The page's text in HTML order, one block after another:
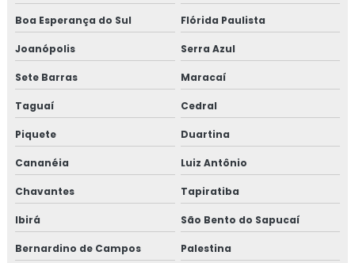
Boa Esperança do Sul Flórida Paulista
Joanópolis Serra Azul
Sete Barras Maracaí
Taguaí Cedral
Piquete Duartina
Cananéia Luiz Antônio
Chavantes Tapiratiba
Ibirá São Bento do Sapucaí
Bernardino de Campos Palestina